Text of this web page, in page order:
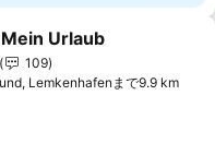
入りに追加
Urlaub
109
Lemkenhafenまで9.9 km